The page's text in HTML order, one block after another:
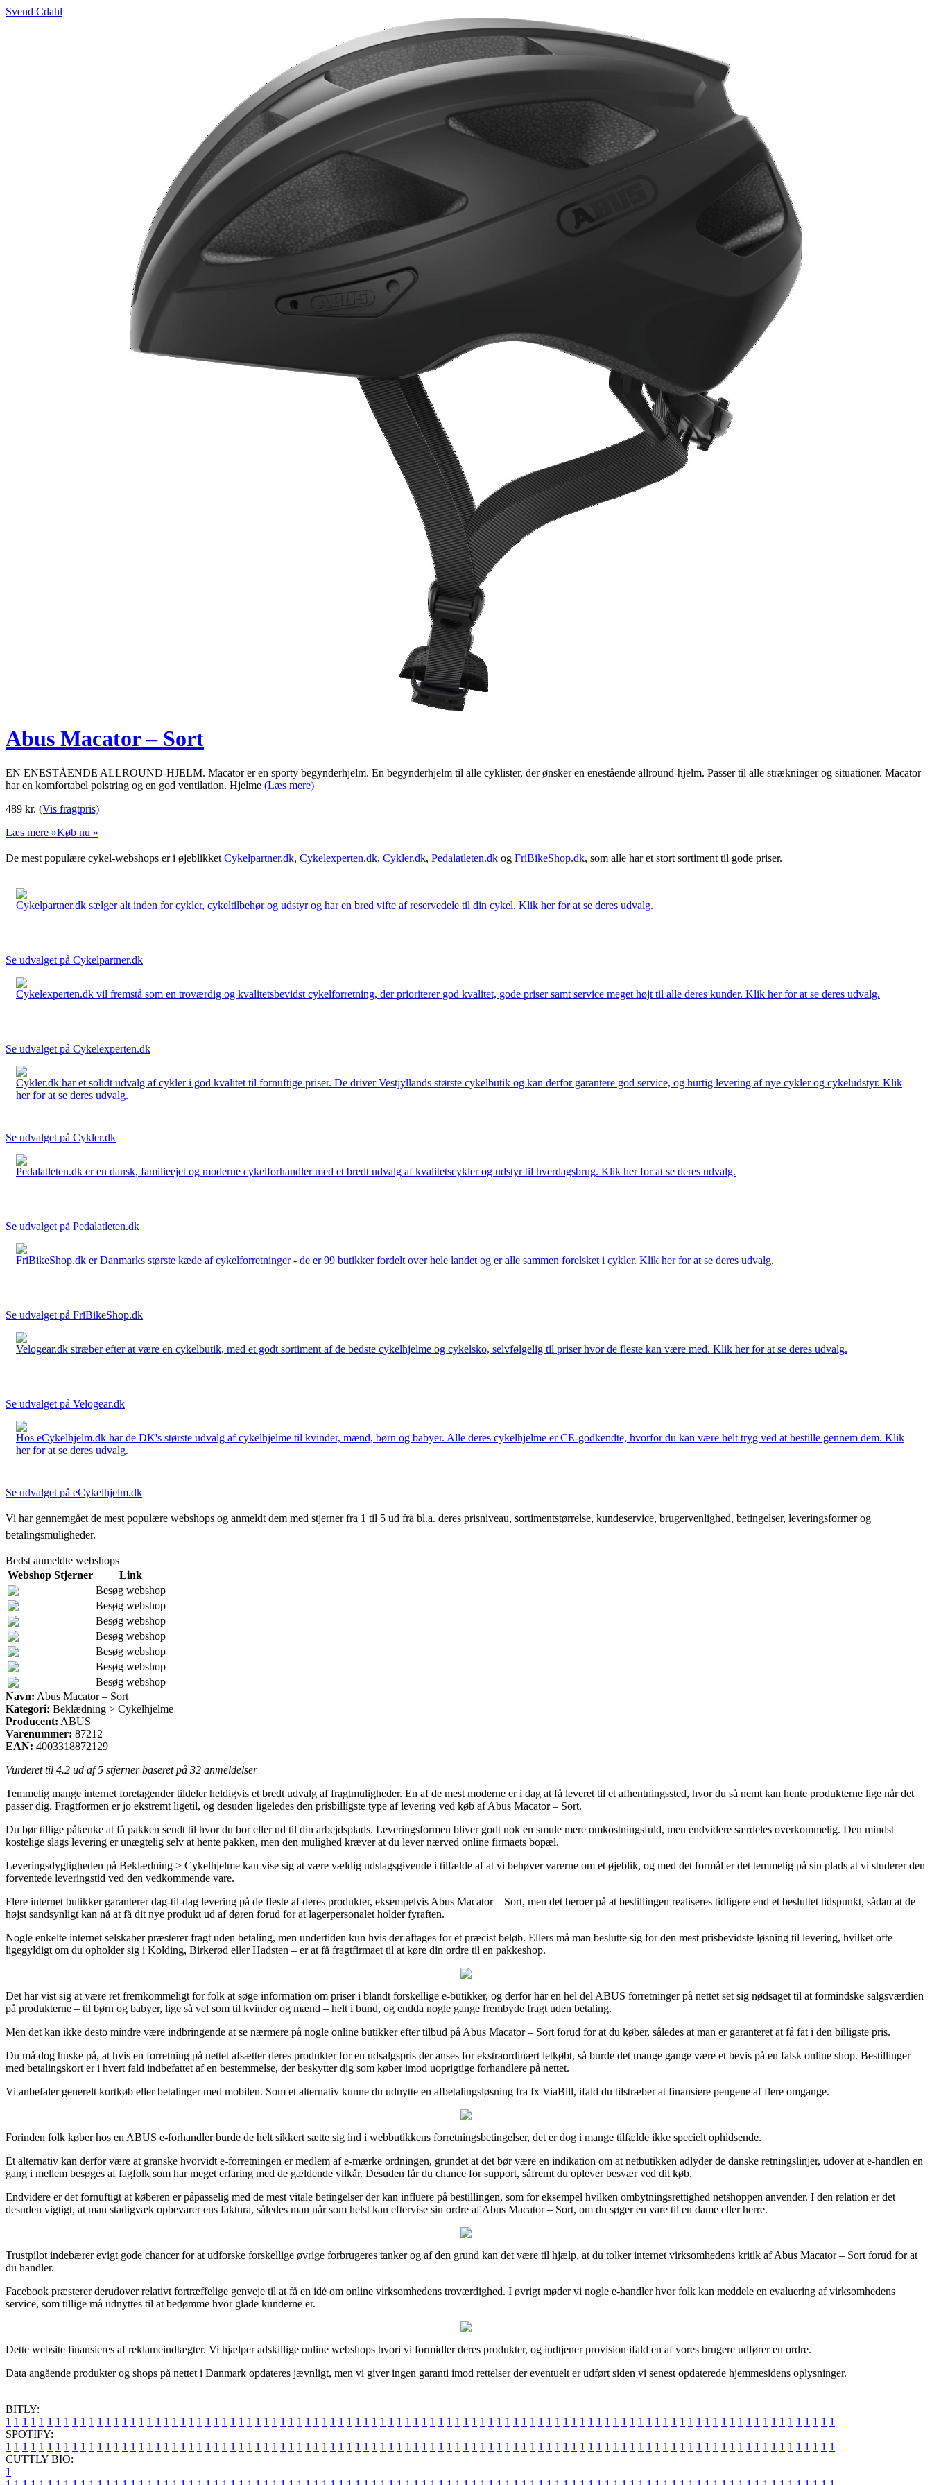
Svend Cdahl
Abus Macator – Sort
EN ENESTÅENDE ALLROUND-HJELM. Macator er en sporty begynderhjelm. En begynderhjelm til alle cyklister, der ønsker en enestående allround-hjelm. Passer til alle strækninger og situationer. Macator
har en komfortabel polstring og en god ventilation. Hjelme (Læs mere)
489 kr. (Vis fragtpris)
Læs mere »Køb nu »
De mest populære cykel-webshops er i øjeblikket Cykelpartner.dk, Cykelexperten.dk, Cykler.dk, Pedalatleten.dk og FriBikeShop.dk, som alle har et stort sortiment til gode priser.
Cykelpartner.dk sælger alt inden for cykler, cykeltilbehør og udstyr og har en bred vifte af reservedele til din cykel. Klik her for at se deres udvalg.
Se udvalget på Cykelpartner.dk
Cykelexperten.dk vil fremstå som en troværdig og kvalitetsbevidst cykelforretning, der prioriterer god kvalitet, gode priser samt service meget højt til alle deres kunder. Klik her for at se deres udvalg.
Se udvalget på Cykelexperten.dk
Cykler.dk har et solidt udvalg af cykler i god kvalitet til fornuftige priser. De driver Vestjyllands største cykelbutik og kan derfor garantere god service, og hurtig levering af nye cykler og cykeludstyr. Klik
her for at se deres udvalg.
Se udvalget på Cykler.dk
Pedalatleten.dk er en dansk, familieejet og moderne cykelforhandler med et bredt udvalg af kvalitetscykler og udstyr til hverdagsbrug. Klik her for at se deres udvalg.
Se udvalget på Pedalatleten.dk
FriBikeShop.dk er Danmarks største kæde af cykelforretninger - de er 99 butikker fordelt over hele landet og er alle sammen forelsket i cykler. Klik her for at se deres udvalg.
Se udvalget på FriBikeShop.dk
Velogear.dk stræber efter at være en cykelbutik, med et godt sortiment af de bedste cykelhjelme og cykelsko, selvfølgelig til priser hvor de fleste kan være med. Klik her for at se deres udvalg.
Se udvalget på Velogear.dk
Hos eCykelhjelm.dk har de DK's største udvalg af cykelhjelme til kvinder, mænd, børn og babyer. Alle deres cykelhjelme er CE-godkendte, hvorfor du kan være helt tryg ved at bestille gennem dem. Klik
her for at se deres udvalg.
Se udvalget på eCykelhjelm.dk
Vi har gennemgået de mest populære webshops og anmeldt dem med stjerner fra 1 til 5 ud fra bl.a. deres prisniveau, sortimentstørrelse, kundeservice, brugervenlighed, betingelser, leveringsformer og
betalingsmuligheder.
Bedst anmeldte webshops
Webshop Stjerner
Link
Besøg webshop
Besøg webshop
Besøg webshop
Besøg webshop
Besøg webshop
Besøg webshop
Besøg webshop
Navn: Abus Macator – Sort
Kategori: Beklædning > Cykelhjelme
Producent: ABUS
Varenummer: 87212
EAN: 4003318872129
Vurderet til 4.2 ud af 5 stjerner baseret på 32 anmeldelser
Temmelig mange internet foretagender tildeler heldigvis et bredt udvalg af fragtmuligheder. En af de mest moderne er i dag at få leveret til et afhentningssted, hvor du så nemt kan hente produkterne lige når det
passer dig. Fragtformen er jo ekstremt ligetil, og desuden ligeledes den prisbilligste type af levering ved køb af Abus Macator – Sort.
Du bør tillige påtænke at få pakken sendt til hvor du bor eller ud til din arbejdsplads. Leveringsformen bliver godt nok en smule mere omkostningsfuld, men endvidere særdeles overkommelig. Den mindst
kostelige slags levering er unægtelig selv at hente pakken, men den mulighed kræver at du lever nærved online firmaets bopæl.
Leveringsdygtigheden på Beklædning > Cykelhjelme kan vise sig at være vældig udslagsgivende i tilfælde af at vi behøver varerne om et øjeblik, og med det formål er det temmelig på sin plads at vi studerer den
forventede leveringstid ved den vedkommende vare.
Flere internet butikker garanterer dag-til-dag levering på de fleste af deres produkter, eksempelvis Abus Macator – Sort, men det beroer på at bestillingen realiseres tidligere end et besluttet tidspunkt, sådan at de
højst sandsynligt kan nå at få dit nye produkt ud af døren forud for at lagerpersonalet holder fyraften.
Nogle enkelte internet selskaber præsterer fragt uden betaling, men undertiden kun hvis der aftages for et præcist beløb. Ellers må man beslutte sig for den mest prisbevidste løsning til levering, hvilket ofte –
ligegyldigt om du opholder sig i Kolding, Birkerød eller Hadsten – er at få fragtfirmaet til at køre din ordre til en pakkeshop.
Det har vist sig at være ret fremkommeligt for folk at søge information om priser i blandt forskellige e-butikker, og derfor har en hel del ABUS forretninger på nettet set sig nødsaget til at formindske salgsværdien
på produkterne – til børn og babyer, lige så vel som til kvinder og mænd – helt i bund, og endda nogle gange frembyde fragt uden betaling.
Men det kan ikke desto mindre være indbringende at se nærmere på nogle online butikker efter tilbud på Abus Macator – Sort forud for at du køber, således at man er garanteret at få fat i den billigste pris.
Du må dog huske på, at hvis en forretning på nettet afsætter deres produkter for en udsalgspris der anses for ekstraordinært letkøbt, så burde det mange gange være et bevis på en falsk online shop. Bestillinger
med betalingskort er i hvert fald indbefattet af en bestemmelse, der beskytter dig som køber imod uoprigtige forhandlere på nettet.
Vi anbefaler generelt kortkøb eller betalinger med mobilen. Som et alternativ kunne du udnytte en afbetalingsløsning fra fx ViaBill, ifald du tilstræber at finansiere pengene af flere omgange.
Forinden folk køber hos en ABUS e-forhandler burde de helt sikkert sætte sig ind i webbutikkens forretningsbetingelser, det er dog i mange tilfælde ikke specielt ophidsende.
Et alternativ kan derfor være at granske hvorvidt e-forretningen er medlem af e-mærke ordningen, grundet at det bør være en indikation om at netbutikken adlyder de danske retningslinjer, udover at e-handlen en
gang i mellem besøges af fagfolk som har meget erfaring med de gældende vilkår. Desuden får du chance for support, såfremt du oplever besvær ved dit køb.
Endvidere er det fornuftigt at køberen er påpasselig med de mest vitale betingelser der kan influere på bestillingen, som for eksempel hvilken ombytningsrettighed netshoppen anvender. I den relation er det
desuden vigtigt, at man stadigvæk opbevarer ens faktura, således man når som helst kan eftervise sin ordre af Abus Macator – Sort, om du søger en vare til en dame eller herre.
Trustpilot indebærer evigt gode chancer for at udforske forskellige øvrige forbrugeres tanker og af den grund kan det være til hjælp, at du tolker internet virksomhedens kritik af Abus Macator – Sort forud for at
du handler.
Facebook præsterer derudover relativt fortræffelige genveje til at få en idé om online virksomhedens troværdighed. I øvrigt møder vi nogle e-handler hvor folk kan meddele en evaluering af virksomhedens
service, som tillige må udnyttes til at bedømme hvor glade kunderne er.
Dette website finansieres af reklameindtægter. Vi hjælper adskillige online webshops hvori vi formidler deres produkter, og indtjener provision ifald en af vores brugere udfører en ordre.
Data angående produkter og shops på nettet i Danmark opdateres jævnligt, men vi giver ingen garanti imod rettelser der eventuelt er udført siden vi senest opdaterede hjemmesidens oplysninger.
BITLY:
1 1 1 1 1 1 1 1 1 1 1 1 1 1 1 1 1 1 1 1 1 1 1 1 1 1 1 1 1 1 1 1 1 1 1 1 1 1 1 1 1 1 1 1 1 1 1 1 1 1 1 1 1 1 1 1 1 1 1 1 1 1 1 1 1 1 1 1 1 1 1 1 1 1 1 1 1 1 1 1 1 1 1 1 1 1 1 1 1 1 1 1 1 1 1 1 1 1 1 1
SPOTIFY:
1 1 1 1 1 1 1 1 1 1 1 1 1 1 1 1 1 1 1 1 1 1 1 1 1 1 1 1 1 1 1 1 1 1 1 1 1 1 1 1 1 1 1 1 1 1 1 1 1 1 1 1 1 1 1 1 1 1 1 1 1 1 1 1 1 1 1 1 1 1 1 1 1 1 1 1 1 1 1 1 1 1 1 1 1 1 1 1 1 1 1 1 1 1 1 1 1 1 1 1
CUTTLY BIO:
1